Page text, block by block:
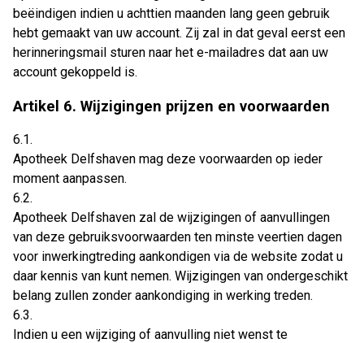
beëindigen indien u achttien maanden lang geen gebruik
hebt gemaakt van uw account. Zij zal in dat geval eerst een
herinneringsmail sturen naar het e-mailadres dat aan uw
account gekoppeld is.
Artikel 6. Wijzigingen prijzen en voorwaarden
6.1.
Apotheek Delfshaven mag deze voorwaarden op ieder
moment aanpassen.
6.2.
Apotheek Delfshaven zal de wijzigingen of aanvullingen
van deze gebruiksvoorwaarden ten minste veertien dagen
voor inwerkingtreding aankondigen via de website zodat u
daar kennis van kunt nemen. Wijzigingen van ondergeschikt
belang zullen zonder aankondiging in werking treden.
6.3.
Indien u een wijziging of aanvulling niet wenst te